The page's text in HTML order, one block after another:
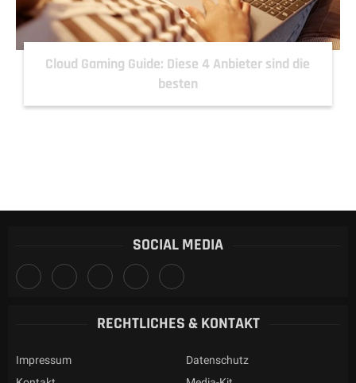
Cloud Gaming Guide: Diese 4 Anbieter sind die
besten
SOCIAL MEDIA
RECHTLICHES & KONTAKT
Impressum
Datenschutz